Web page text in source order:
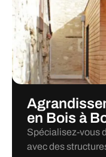
en Bois à
Spécialisez-vous
avec des